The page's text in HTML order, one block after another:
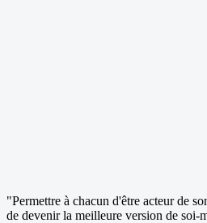
"Permettre à chacun d'être acteur de
de devenir la meilleure version de soi-